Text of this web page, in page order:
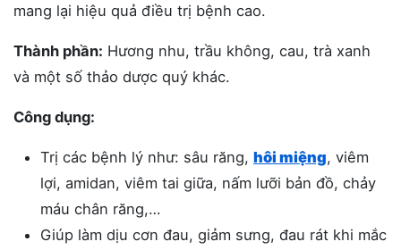
mang lại hiệu quả điều trị bệnh cao.
Thành phần: Hương nhu, trầu không, cau, trà xanh
và một số thảo dược quý khác.
Công dụng:
Trị các bệnh lý như: sâu răng, hôi miệng, viêm
lợi, amidan, viêm tai giữa, nấm lưỡi bản đồ, chảy
máu chân răng,…
Giúp làm dịu cơn đau, giảm sưng, đau rát khi mắc